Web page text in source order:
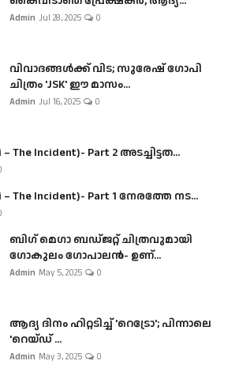
Admin Jul 28, 2025 0
വിവാദങ്ങൾക്ക് വിട; സുരേഷ് ഗോപി
ചിത്രം 'JSK' ഈ മാസം...
Admin Jul 16, 2025 0
The Incident)- Part 2 അടച്ചിട്ടത...
The Incident)- Part 1 നേരത്തേ നട...
ബി​ഗ് മെഗാ ബഡ്ജറ്റ് ചിത്രവുമായി
ഗോകുലം ഗോപാലൻ- ഉണ്...
Admin May 5, 2025 0
ആദ്യ ദിനം ഹിറ്റടിച്ച് 'റെട്രോ'; പിന്നാലെ
'റെയ്ഡ് ...
Admin May 3, 2025 0